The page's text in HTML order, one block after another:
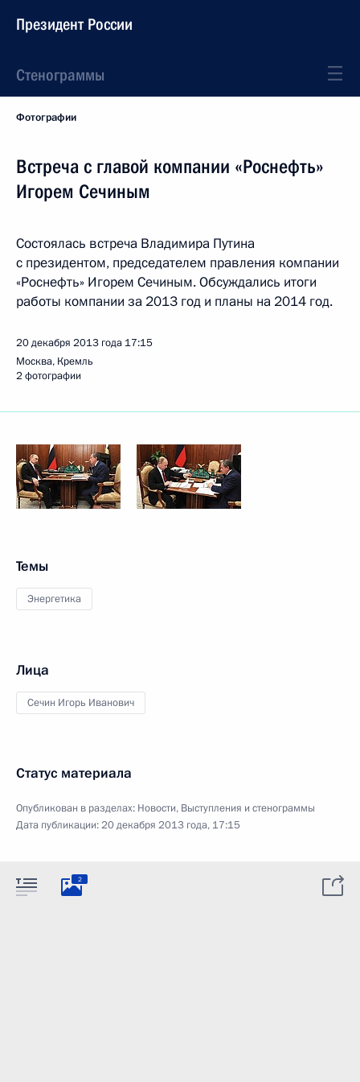
Президент России
Стенограммы
Фотографии
Встреча с главой компании «Роснефть»
Игорем Сечиным
Состоялась встреча Владимира Путина
с президентом, председателем правления компании
«Роснефть» Игорем Сечиным. Обсуждались итоги
работы компании за 2013 год и планы на 2014 год.
20 декабря 2013 года 17:15
Москва, Кремль
2 фотографии
Темы
Энергетика
Лица
Сечин Игорь Иванович
Статус материала
Опубликован в разделах: Новости, Выступления и стенограммы
Дата публикации:20 декабря 2013 года, 17:15
2